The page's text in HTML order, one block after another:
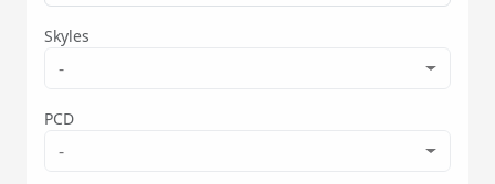
Skyles
-
PCD
-